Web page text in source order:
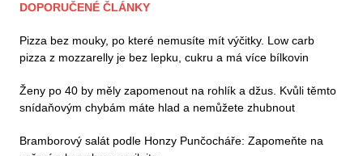
DOPORUČENÉ ČLÁNKY
Pizza bez mouky, po které nemusíte mít výčitky. Low carb
pizza z mozzarelly je bez lepku, cukru a má více bílkovin
Ženy po 40 by měly zapomenout na rohlík a džus. Kvůli těmto
snídaňovým chybám máte hlad a nemůžete zhubnout
Bramborový salát podle Honzy Punčocháře: Zapomeňte na